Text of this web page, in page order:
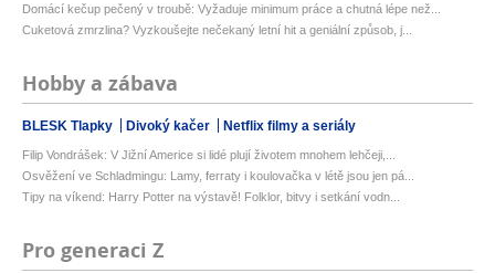
Domácí kečup pečený v troubě: Vyžaduje minimum práce a chutná lépe než...
Cuketová zmrzlina? Vyzkoušejte nečekaný letní hit a geniální způsob, j...
Hobby a zábava
BLESK Tlapky Divoký kačer Netflix filmy a seriály
Filip Vondrášek: V Jižní Americe si lidé plují životem mnohem lehčeji,...
Osvěžení ve Schladmingu: Lamy, ferraty i koulovačka v létě jsou jen pá...
Tipy na víkend: Harry Potter na výstavě! Folklor, bitvy i setkání vodn...
Pro generaci Z